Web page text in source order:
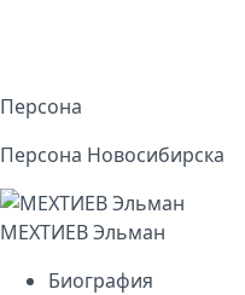
Персона
Персона Новосибирска
МЕХТИЕВ Эльман
Биография